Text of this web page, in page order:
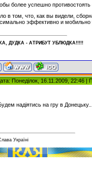
более успешно
в том, что, как вы видели,
эффективно и мобильно
ДУДКА - АТРИБУT УБЛЮДКА!!!!!
Понеділок, 16.11.2009, 22:46 |
надіятись на гру в Донецьку...
Україні